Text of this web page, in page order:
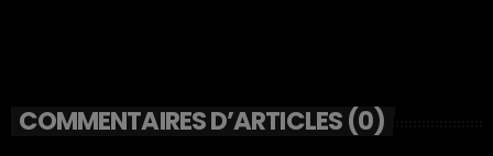
COMMENTAIRES D’ARTICLES (0)